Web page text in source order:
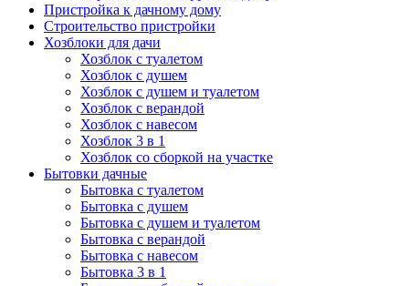
Пристройка к дачному дому
Строительство пристройки
Хозблоки для дачи
Хозблок с туалетом
Хозблок с душем
Хозблок с душем и туалетом
Хозблок с верандой
Хозблок с навесом
Хозблок 3 в 1
Хозблок со сборкой на участке
Бытовки дачные
Бытовка с туалетом
Бытовка с душем
Бытовка с душем и туалетом
Бытовка с верандой
Бытовка с навесом
Бытовка 3 в 1